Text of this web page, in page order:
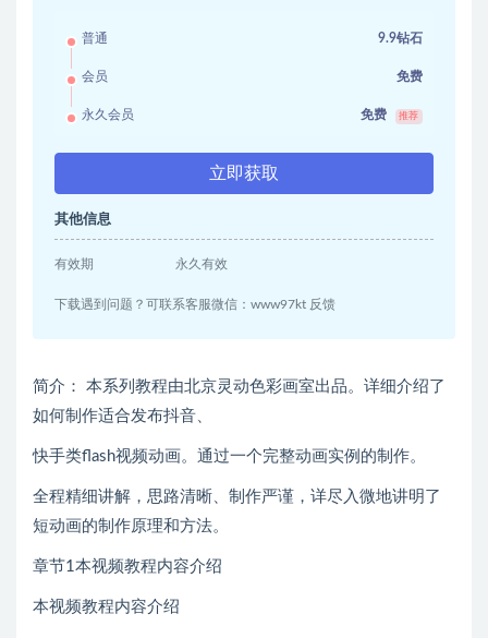
普通 9.9钻石
会员 免费
永久会员 免费 推荐
立即获取
其他信息
有效期 永久有效
下载遇到问题？可联系客服微信：www97kt 反馈
简介： 本系列教程由北京灵动色彩画室出品。详细介绍了
如何制作适合发布抖音、
快手类flash视频动画。通过一个完整动画实例的制作。
全程精细讲解，思路清晰、制作严谨，详尽入微地讲明了
短动画的制作原理和方法。
章节1本视频教程内容介绍
本视频教程内容介绍